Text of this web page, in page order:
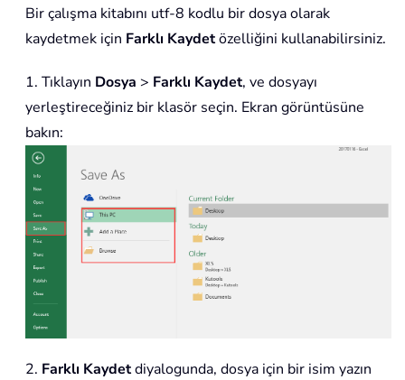
Bir çalışma kitabını utf-8 kodlu bir dosya olarak
kaydetmek için Farklı Kaydetözelliğini kullanabilirsiniz.
1. Tıklayın Dosya > Farklı Kaydet, ve dosyayı
yerleştireceğiniz bir klasör seçin. Ekran görüntüsüne
bakın:
2. Farklı Kaydetdiyalogunda, dosya için bir isim yazın